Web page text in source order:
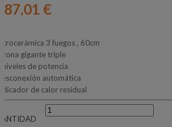
€
3 fuegos , 60cm
zona gigante triple
niveles de potencia
automática
de calor residual